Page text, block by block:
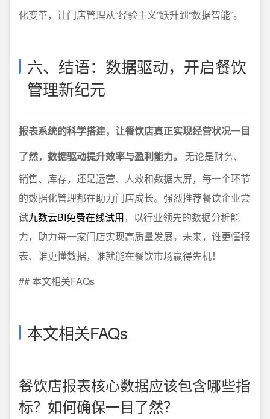
化变革，让门店管理从“经验主义”跃升到“数据智能”。
六、结语：数据驱动，开启餐饮
管理新纪元
报表系统的科学搭建，让餐饮店真正实现经营状况一目
了然，数据驱动提升效率与盈利能力。
无论是财务、
销售、库存，还是运营、人效和数据大屏，每一个环节
的数据化管理都在助力门店成长。强烈推荐餐饮企业尝
试九数云BI免费在线试用，以行业领先的数据分析能
力，助力每一家门店实现高质量发展。未来，谁更懂报
表、谁更懂数据，谁就能在餐饮市场赢得先机！
## 本文相关FAQs
本文相关FAQs
餐饮店报表核心数据应该包含哪些指
标？如何确保一目了然？